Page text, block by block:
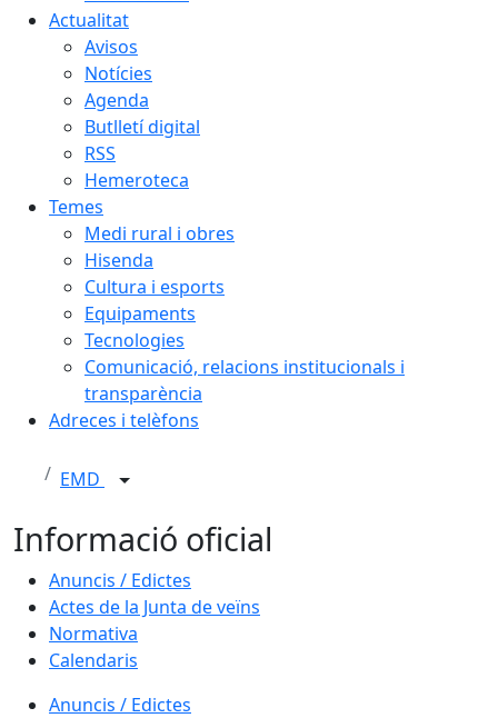
Actualitat
Avisos
Notícies
Agenda
Butlletí digital
RSS
Hemeroteca
Temes
Medi rural i obres
Hisenda
Cultura i esports
Equipaments
Tecnologies
Comunicació, relacions institucionals i
transparència
Adreces i telèfons
EMD
Informació oficial
Anuncis / Edictes
Actes de la Junta de veïns
Normativa
Calendaris
Anuncis / Edictes